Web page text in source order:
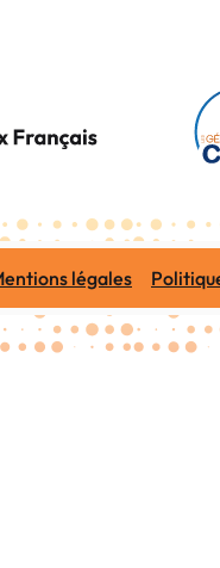
légales